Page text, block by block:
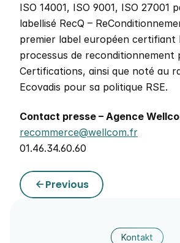
ISO 14001, ISO 9001, ISO 27001
labellisé RecQ –
premier label européen certifiant
processus de reconditionnement
Certifications, ainsi que noté au
Ecovadis pour sa politique RSE.
Contact presse – Agence
recommerce@wellcom.fr
01.46.34.60.60
arrow_backPrevious
Kontakt